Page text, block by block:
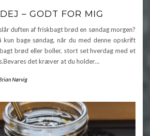
– GODT FOR MIG
duften af friskbagt brød en søndag morgen?
kun bage søndag, når du med denne opskrift
brød eller boller, stort set hverdag med et
det kræver at du holder…
Nørvig